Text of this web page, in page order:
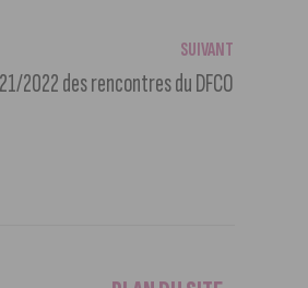
SUIVANT
2022 des rencontres du DFCO